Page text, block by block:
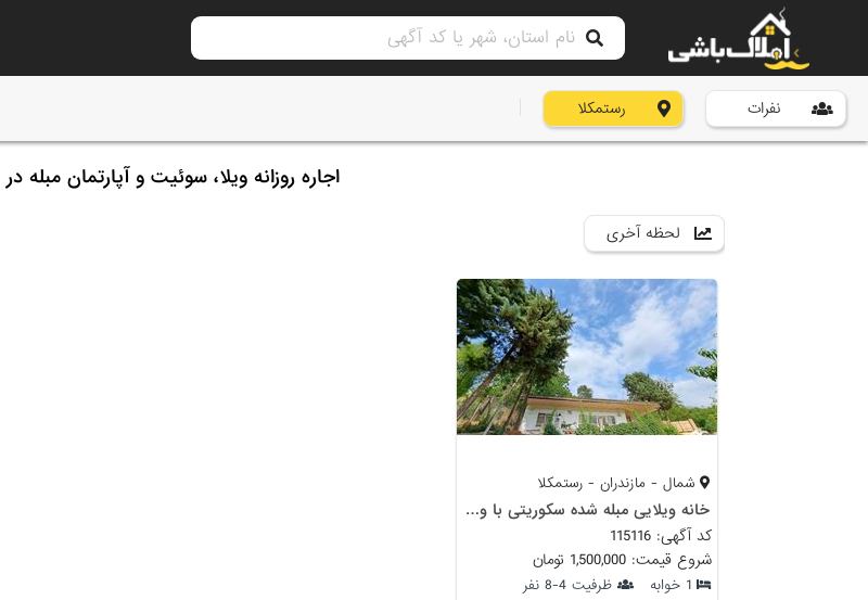
نفرات رستمکلا
اجاره روزانه ویلا، سوئیت و آپارتمان مبله
لحظه آخری
شمال - مازندران - رستمکلا
خانه ویلایی مبله شده سکوریتی با ویو جنگلی
کد آگهی: 115116
شروع قیمت: 1,500,000 تومان
1 خوابه ظرفیت 4-8 نفر